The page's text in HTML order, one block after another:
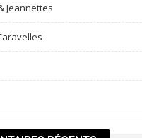
Jeannettes